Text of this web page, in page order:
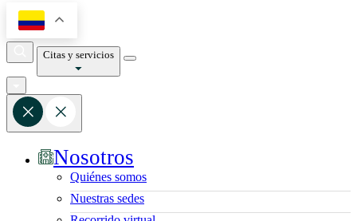
Citas y servicios
Nosotros
Quiénes somos
Nuestras sedes